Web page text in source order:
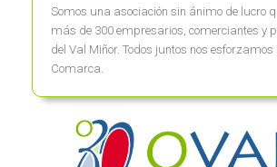
Somos una asociación sin ánimo de lucro
más de 300 empresarios, comerciantes y
del Val Miñor. Todos juntos nos
Comarca.